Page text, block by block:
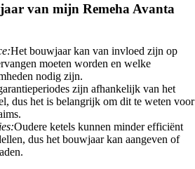
van mijn Remeha Avanta
Het bouwjaar kan van invloed zijn op
moeten worden en welke
nodig zijn.
zijn afhankelijk van het
dus het is belangrijk om dit te weten voor
Oudere ketels kunnen minder efficiënt
dus het bouwjaar kan aangeven of